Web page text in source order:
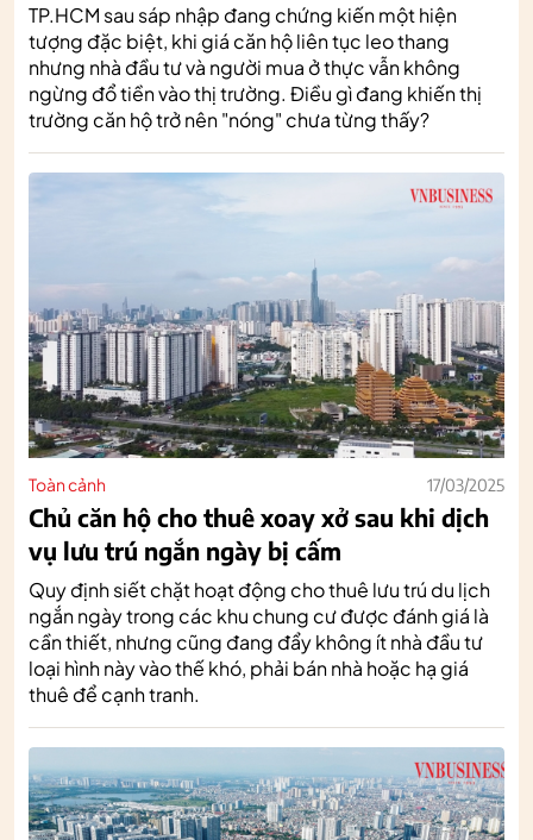
TP.HCM sau sáp nhập đang chứng kiến một hiện
tượng đặc biệt, khi giá căn hộ liên tục leo thang
nhưng nhà đầu tư và người mua ở thực vẫn không
ngừng đổ tiền vào thị trường. Điều gì đang khiến thị
trường căn hộ trở nên "nóng" chưa từng thấy?
Toàn cảnh 17/03/2025
Chủ căn hộ cho thuê xoay xở sau khi dịch
vụ lưu trú ngắn ngày bị cấm
Quy định siết chặt hoạt động cho thuê lưu trú du lịch
ngắn ngày trong các khu chung cư được đánh giá là
cần thiết, nhưng cũng đang đẩy không ít nhà đầu tư
loại hình này vào thế khó, phải bán nhà hoặc hạ giá
thuê để cạnh tranh.